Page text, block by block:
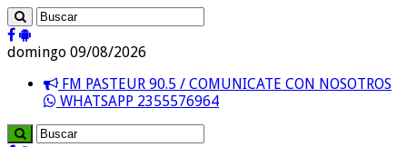
domingo 09/08/2026
FM PASTEUR 90.5 / COMUNICATE CON NOSOTROS
WHATSAPP 2355576964